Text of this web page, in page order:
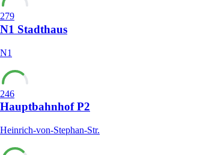
279
N1 Stadthaus
N1
246
Hauptbahnhof P2
Heinrich-von-Stephan-Str.